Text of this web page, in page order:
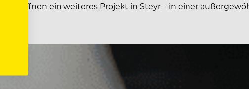
eröffnen ein weiteres Projekt in Steyr – in einer